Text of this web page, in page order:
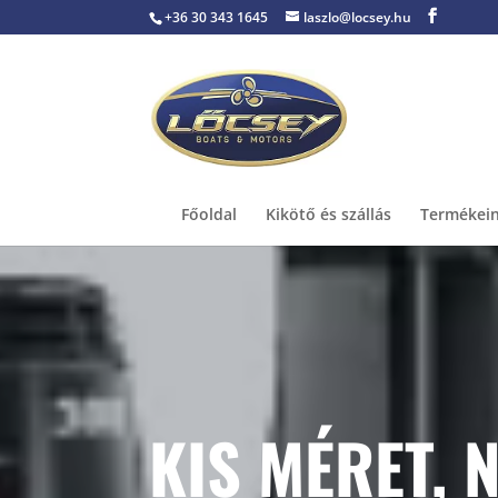
+36 30 343 1645 laszlo@locsey.hu
Főoldal Kikötő és szállás
KIS MÉRET,